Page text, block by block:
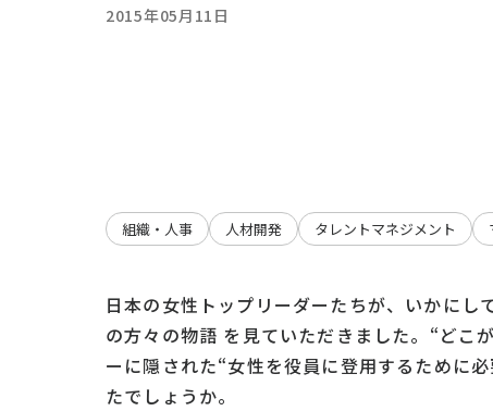
2015年05月11日
組織・人事 人材開発 タレントマネジメント
日本の女性トップリーダーたちが、いかに
の方々の物語 を見ていただきました。“どこ
ーに隠された“女性を役員に登用するために
たでしょうか。